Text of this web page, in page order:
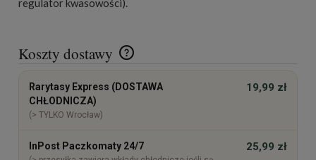
regulator kwasowości).
Koszty dostawy
Cena nie zawiera ewentualnych kosztów płatności
Rarytasy Express (DOSTAWA
CHŁODNICZA)
(> TYLKO Wrocław)
19,99 zł
InPost Paczkomaty 24/7 25,99 zł